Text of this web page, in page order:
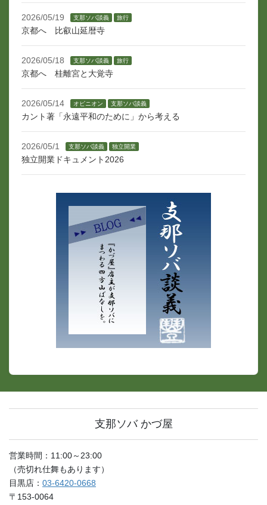
2026/05/19 支那ソバ談義 旅行
京都へ 比叡山延暦寺
2026/05/18 支那ソバ談義 旅行
京都へ 桂離宮と大覚寺
2026/05/14 オピニオン 支那ソバ談義
カント著「永遠平和のために」から考える
2026/05/1 支那ソバ談義 独立開業
独立開業ドキュメント2026
支那ソバ かづ屋
営業時間：11:00～23:00
（売切れ仕舞もあります）
目黒店： 03-6420-0668
〒153-0064